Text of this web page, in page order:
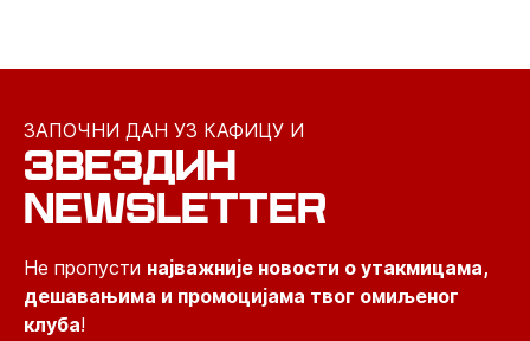
ЗАПОЧНИ ДАН УЗ КАФИЦУ И
ЗВЕЗДИН
NEWSLETTER
Не пропусти најважније новости о утакмицама,
дешавањима и промоцијама твог омиљеног
клуба!